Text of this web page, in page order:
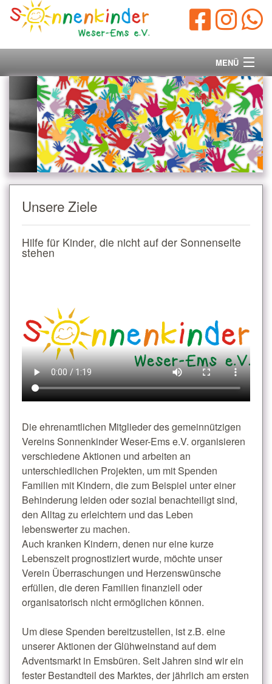
MENÜ
Startseite
Vorstand
Unsere Ziele
Ihre Spende
Kontakt
Unsere Ziele
Hilfe für Kinder, die nicht auf der Sonnenseite
stehen
Die ehrenamtlichen Mitglieder des gemeinnützigen
Vereins Sonnenkinder Weser-Ems e.V. organisieren
verschiedene Aktionen und arbeiten an
unterschiedlichen Projekten, um mit Spenden
Familien mit Kindern, die zum Beispiel unter einer
Behinderung leiden oder sozial benachteiligt sind,
den Alltag zu erleichtern und das Leben
lebenswerter zu machen.
Auch kranken Kindern, denen nur eine kurze
Lebenszeit prognostiziert wurde, möchte unser
Verein Überraschungen und Herzenswünsche
erfüllen, die deren Familien finanziell oder
organisatorisch nicht ermöglichen können.
Um diese Spenden bereitzustellen, ist z.B. eine
unserer Aktionen der Glühweinstand auf dem
Adventsmarkt in Emsbüren. Seit Jahren sind wir ein
fester Bestandteil des Marktes, der jährlich am ersten